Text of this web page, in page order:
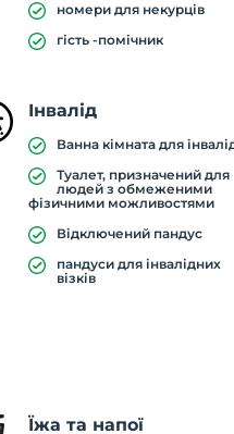
номери для некурців
гість -помічник
Інвалід
Ванна кімната для
Туалет, призначений для
людей з обмеженими
фізичними можливостями
Відключений пандус
пандуси для інвалідних
візків
Їжа та напої